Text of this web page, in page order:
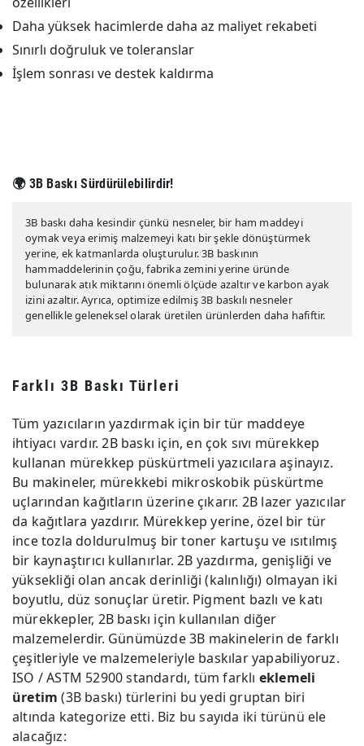
Daha yüksek hacimlerde daha az maliyet rekabeti
Sınırlı doğruluk ve toleranslar
İşlem sonrası ve destek kaldırma
🌍 3B Baskı Sürdürülebilirdir!
3B baskı daha kesindir çünkü nesneler, bir ham maddeyi
oymak veya erimiş malzemeyi katı bir şekle dönüştürmek
yerine, ek katmanlarda oluşturulur. 3B baskının
hammaddelerinin çoğu, fabrika zemini yerine üründe
bulunarak atık miktarını önemli ölçüde azaltır ve karbon ayak
izini azaltır. Ayrıca, optimize edilmiş 3B baskılı nesneler
genellikle geleneksel olarak üretilen ürünlerden daha hafiftir.
Farklı 3B Baskı Türleri
Tüm yazıcıların yazdırmak için bir tür maddeye
ihtiyacı vardır. 2B baskı için, en çok sıvı mürekkep
kullanan mürekkep püskürtmeli yazıcılara aşinayız.
Bu makineler, mürekkebi mikroskobik püskürtme
uçlarından kağıtların üzerine çıkarır. 2B lazer yazıcılar
da kağıtlara yazdırır. Mürekkep yerine, özel bir tür
ince tozla doldurulmuş bir toner kartuşu ve ısıtılmış
bir kaynaştırıcı kullanırlar. 2B yazdırma, genişliği ve
yüksekliği olan ancak derinliği (kalınlığı) olmayan iki
boyutlu, düz sonuçlar üretir. Pigment bazlı ve katı
mürekkepler, 2B baskı için kullanılan diğer
malzemelerdir. Günümüzde 3B makinelerin de farklı
çeşitleriyle ve malzemeleriyle baskılar yapabiliyoruz.
ISO / ASTM 52900 standardı, tüm farklı eklemeli
üretim (3B baskı) türlerini bu yedi gruptan biri
altında kategorize etti. Biz bu sayıda iki türünü ele
alacağız: